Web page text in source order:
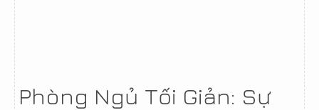
Phòng Ngủ Tối Giản: Sự